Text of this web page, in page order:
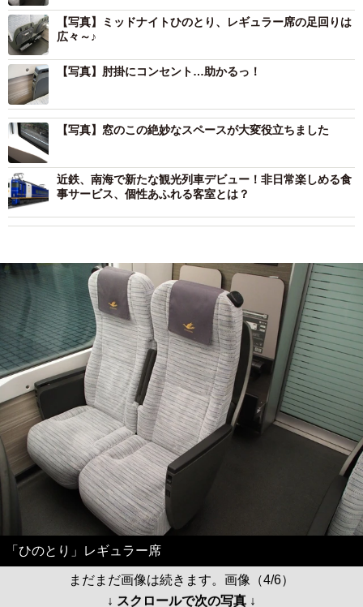
【写真】ミッドナイトひのとり、レギュラー席の足回りは
広々～♪
【写真】肘掛にコンセント…助かるっ！
【写真】窓のこの絶妙なスペースが大変役立ちました
近鉄、南海で新たな観光列車デビュー！非日常楽しめる食
事サービス、個性あふれる客室とは？
「ひのとり」レギュラー席
まだまだ画像は続きます。画像（4/6）
↓ スクロールで次の写真 ↓